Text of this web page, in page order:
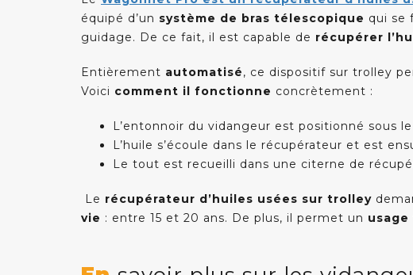
équipé d’un système de bras télescopique qui se
guidage. De ce fait, il est capable de récupérer
Entièrement automatisé, ce dispositif sur trolley
Voici comment il fonctionne concrètement :
L’entonnoir du vidangeur est positionné sous
L’huile s’écoule dans le récupérateur et est
Le tout est recueilli dans une citerne de
Le récupérateur d’huiles usées sur trolley
vie : entre 15 et 20 ans. De plus, il permet un
Les données introduites sur ce site sont cryptées
en HTTPS pour sécuriser vos données.
Ce site veille à appliquer le Code de Droit